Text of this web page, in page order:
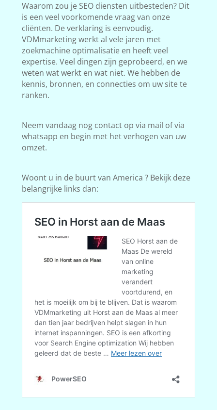
Waarom zou je SEO diensten uitbesteden? Dit
is een veel voorkomende vraag van onze
cliënten. De verklaring is eenvoudig.
VDMmarketing werkt al vele jaren met
zoekmachine optimalisatie en heeft veel
expertise. Veel dingen zijn geprobeerd, en we
weten wat werkt en wat niet. We hebben de
kennis, bronnen, en connecties om uw site te
ranken.
Neem vandaag nog contact op via mail of via
whatsapp en begin met het verhogen van uw
omzet.
Woont u in de buurt van America ? Bekijk deze
belangrijke links dan: